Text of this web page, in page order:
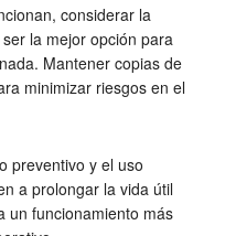
considerar la
la mejor opción para
Mantener copias de
minimizar riesgos en el
preventivo y el uso
a prolongar la vida útil
un funcionamiento más